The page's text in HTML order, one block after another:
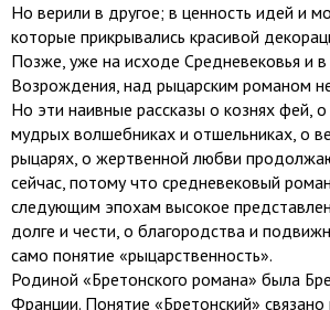
Но верили в другое; в ценность идей и
которые прикрывались красивой
Позже, уже на исходе Средневековья и в
Возрождения, над рыцарским романом
Но эти наивные рассказы о кознях фей,
мудрых волшебниках и отшельниках, о
рыцарях, о жертвенной любви
сейчас, потому что средневековый
следующим эпохам высокое
долге и чести, о благородства и
само понятие «рыцарственность».
Родиной «Бретонского романа» была
Франции. Понятие «Бретонский» связано